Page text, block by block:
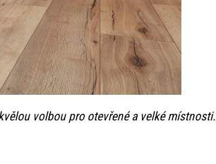
volbou pro otevřené a velké místnosti.